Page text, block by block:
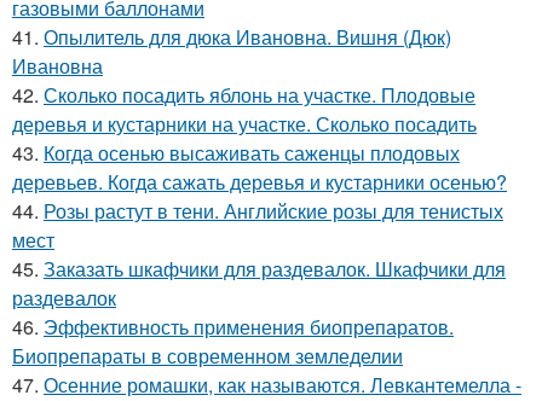
газовыми баллонами
41. Опылитель для дюка Ивановна. Вишня (Дюк)
Ивановна
42. Сколько посадить яблонь на участке. Плодовые
деревья и кустарники на участке. Сколько посадить
43. Когда осенью высаживать саженцы плодовых
деревьев. Когда сажать деревья и кустарники осенью?
44. Розы растут в тени. Английские розы для тенистых
мест
45. Заказать шкафчики для раздевалок. Шкафчики для
раздевалок
46. Эффективность применения биопрепаратов.
Биопрепараты в современном земледелии
47. Осенние ромашки, как называются. Левкантемелла -